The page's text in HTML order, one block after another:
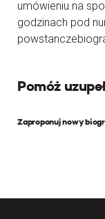
umówieniu na
godzinach pod
Pomóż
Zaproponuj nowy